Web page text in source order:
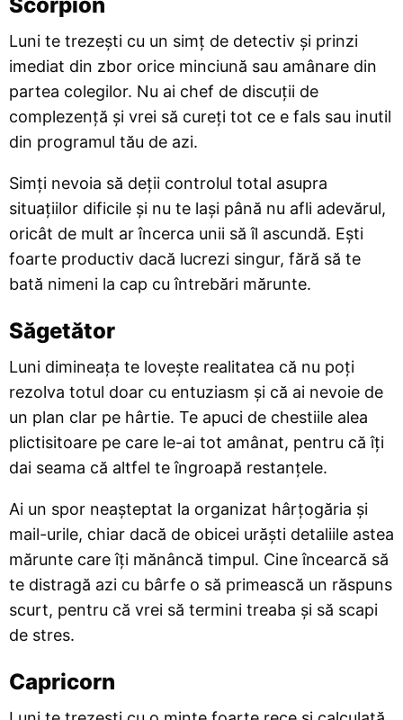
Luni te trezești cu un simț de detectiv și prinzi
imediat din zbor orice minciună sau amânare din
partea colegilor. Nu ai chef de discuții de
complezență și vrei să cureți tot ce e fals sau inutil
din programul tău de azi.
Simți nevoia să deții controlul total asupra
situațiilor dificile și nu te lași până nu afli adevărul,
oricât de mult ar încerca unii să îl ascundă. Ești
foarte productiv dacă lucrezi singur, fără să te
bată nimeni la cap cu întrebări mărunte.
Săgetător
Luni dimineața te lovește realitatea că nu poți
rezolva totul doar cu entuziasm și că ai nevoie de
un plan clar pe hârtie. Te apuci de chestiile alea
plictisitoare pe care le-ai tot amânat, pentru că îți
dai seama că altfel te îngroapă restanțele.
Ai un spor neașteptat la organizat hârțogăria și
mail-urile, chiar dacă de obicei urăști detaliile astea
mărunte care îți mănâncă timpul. Cine încearcă să
te distragă azi cu bârfe o să primească un răspuns
scurt, pentru că vrei să termini treaba și să scapi
de stres.
Capricorn